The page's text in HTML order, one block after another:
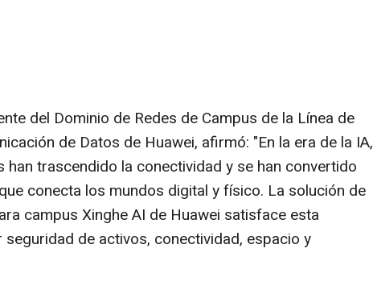
del Dominio de Redes de Campus de la Línea de
de Datos de Huawei, afirmó: "En la era de la IA,
han trascendido la conectividad y se han convertido
conecta los mundos digital y físico. La solución de
campus Xinghe AI de Huawei satisface esta
de activos, conectividad, espacio y